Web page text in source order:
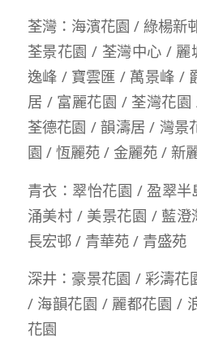
荃灣：海濱花園 / 綠楊新
荃景花園 / 荃灣中心 /
逸峰 / 寶雲匯 / 萬景峰 /
居 / 富麗花園 / 荃灣花
荃德花園 / 韻濤居 / 灣景
園 / 恆麗苑 / 金麗苑 / 新
青衣：翠怡花園 / 盈翠
涌美村 / 美景花園 / 藍
長宏邨 / 青華苑 / 青盛苑
深井：豪景花園 / 彩濤
/ 海韻花園 / 麗都花園 /
花園